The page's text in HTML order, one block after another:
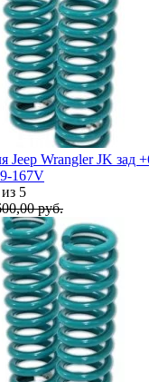
Jeep Wrangler JK зад
167V
из 5
руб.